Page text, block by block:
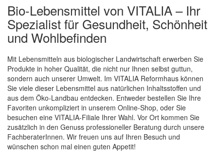
Bio-Lebensmittel von VITALIA – Ihr
Spezialist für Gesundheit, Schönheit
und Wohlbefinden
Mit Lebensmitteln aus biologischer Landwirtschaft erwerben Sie
Produkte in hoher Qualität, die nicht nur Ihnen selbst guttun,
sondern auch unserer Umwelt. Im VITALIA Reformhaus können
Sie viele dieser Lebensmittel aus natürlichen Inhaltsstoffen und
aus dem Öko-Landbau entdecken. Entweder bestellen Sie Ihre
Favoriten unkompliziert in unserem Online-Shop, oder Sie
besuchen eine VITALIA-Filiale Ihrer Wahl. Vor Ort kommen Sie
zusätzlich in den Genuss professioneller Beratung durch unsere
FachberaterInnen. Wir freuen uns auf Ihren Besuch und
wünschen schon mal einen guten Appetit!